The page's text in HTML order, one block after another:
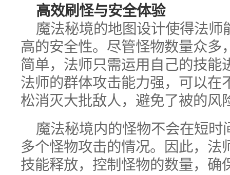
高效刷怪与安全体验
魔法秘境的地图设计使得法
高的安全性。尽管怪物数量众多
简单，法师只需运用自己的技能
法师的群体攻击能力强，可以在
松消灭大批敌人，避免了被的风
魔法秘境内的怪物不会在短
多个怪物攻击的情况。因此，法
技能释放，控制怪物的数量，确